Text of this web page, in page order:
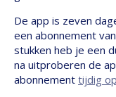
De app is zeven
een abonnement
stukken heb je een
na uitproberen de
abonnement tijdig